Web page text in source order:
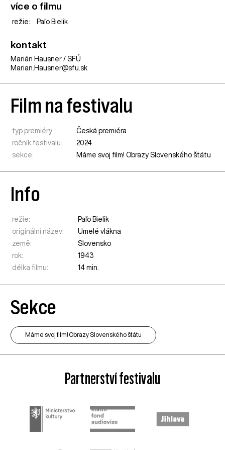
více o filmu
režie: Paľo Bielik
kontakt
Marián Hausner / SFÚ
Marian.Hausner@sfu.sk
Film na festivalu
typ premiéry:
Česká premiéra
ročník festivalu:
2024
sekce:
Máme svoj film! Obrazy Slovenského štátu
Info
režie:
Paľo Bielik
originální název:
Umelé vlákna
země:
Slovensko
rok:
1943
délka filmu:
14 min.
Sekce
Máme svoj film! Obrazy Slovenského štátu
Partnerství festivalu